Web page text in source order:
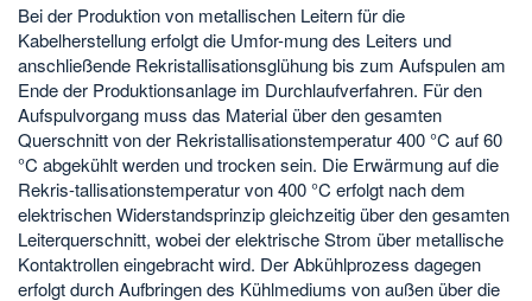
Bei der Produktion von metallischen Leitern für die
Kabelherstellung erfolgt die Umfor-mung des Leiters und
anschließende Rekristallisationsglühung bis zum Aufspulen am
Ende der Produktionsanlage im Durchlaufverfahren. Für den
Aufspulvorgang muss das Material über den gesamten
Querschnitt von der Rekristallisationstemperatur 400 °C auf 60
°C abgekühlt werden und trocken sein. Die Erwärmung auf die
Rekris-tallisationstemperatur von 400 °C erfolgt nach dem
elektrischen Widerstandsprinzip gleichzeitig über den gesamten
Leiterquerschnitt, wobei der elektrische Strom über metallische
Kontaktrollen eingebracht wird. Der Abkühlprozess dagegen
erfolgt durch Aufbringen des Kühlmediums von außen über die